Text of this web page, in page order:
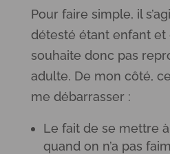
Pour faire simple, il
détesté étant enfant et
souhaite donc pas
adulte. De mon côté,
me débarrasser :
Le fait de se mettre
quand on n’a pas